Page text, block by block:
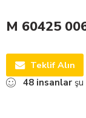
M 60425
Teklif Alın
48 insanlar